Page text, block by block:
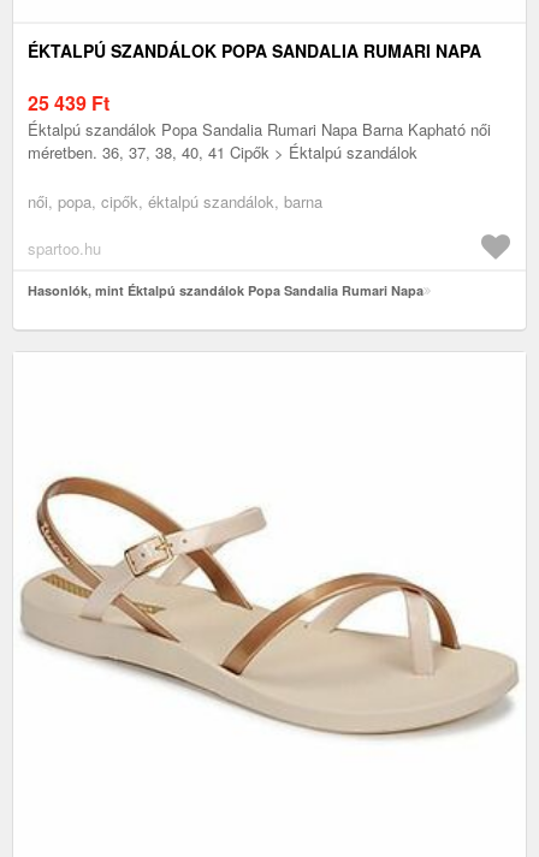
ÉKTALPÚ SZANDÁLOK POPA SANDALIA RUMARI NAPA
25 439 Ft
Éktalpú szandálok Popa Sandalia Rumari Napa Barna Kapható női
méretben. 36, 37, 38, 40, 41 Cipők > Éktalpú szandálok
női, popa, cipők, éktalpú szandálok, barna
spartoo.hu
Hasonlók, mint Éktalpú szandálok Popa Sandalia Rumari Napa